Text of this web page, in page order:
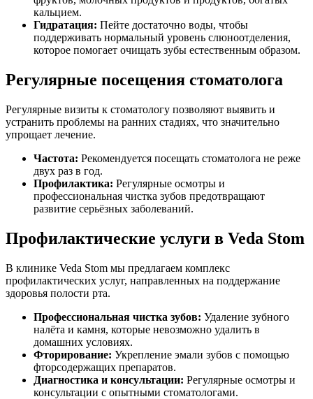
кальцием.
Гидратация: Пейте достаточно воды, чтобы
поддерживать нормальный уровень слюноотделения,
которое помогает очищать зубы естественным образом.
Регулярные посещения стоматолога
Регулярные визиты к стоматологу позволяют выявить и
устранить проблемы на ранних стадиях, что значительно
упрощает лечение.
Частота: Рекомендуется посещать стоматолога не реже
двух раз в год.
Профилактика: Регулярные осмотры и
профессиональная чистка зубов предотвращают
развитие серьёзных заболеваний.
Профилактические услуги в Veda Stom
В клинике Veda Stom мы предлагаем комплекс
профилактических услуг, направленных на поддержание
здоровья полости рта.
Профессиональная чистка зубов: Удаление зубного
налёта и камня, которые невозможно удалить в
домашних условиях.
Фторирование: Укрепление эмали зубов с помощью
фторсодержащих препаратов.
Диагностика и консультации: Регулярные осмотры и
консультации с опытными стоматологами.